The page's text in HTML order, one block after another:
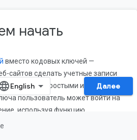
начать
вместо кодовых ключей —
сайтов сделать учетные записи
простыми и удобными.
пользователь может войти на
используя функцию
например, отпечаток
Далее